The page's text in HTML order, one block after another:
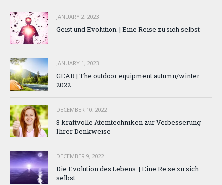
JANUARY 2, 2023
Geist und Evolution. | Eine Reise zu sich selbst
JANUARY 1, 2023
GEAR | The outdoor equipment autumn/winter
2022
DECEMBER 10, 2022
3 kraftvolle Atemtechniken zur Verbesserung
Ihrer Denkweise
DECEMBER 9, 2022
Die Evolution des Lebens. | Eine Reise zu sich
selbst